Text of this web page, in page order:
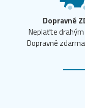
Dopravné
Neplaťte
Dopravné